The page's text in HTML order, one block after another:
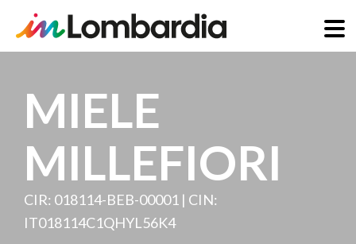
InhaltMIELE
MILLEFIORI
CIR: 018114-BEB-00001 | CIN:
IT018114C1QHYL56K4